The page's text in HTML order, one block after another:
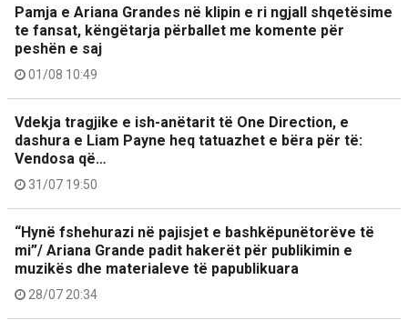
Pamja e Ariana Grandes në klipin e ri ngjall shqetësime
te fansat, këngëtarja përballet me komente për
peshën e saj
01/08 10:49
Vdekja tragjike e ish-anëtarit të One Direction, e
dashura e Liam Payne heq tatuazhet e bëra për të:
Vendosa që…
31/07 19:50
“Hynë fshehurazi në pajisjet e bashkëpunëtorëve të
mi”/ Ariana Grande padit hakerët për publikimin e
muzikës dhe materialeve të papublikuara
28/07 20:34